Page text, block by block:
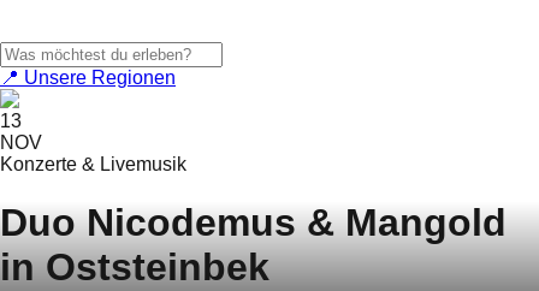
📍 Unsere Regionen
13
NOV
Konzerte & Livemusik
Duo Nicodemus & Mangold
in Oststeinbek